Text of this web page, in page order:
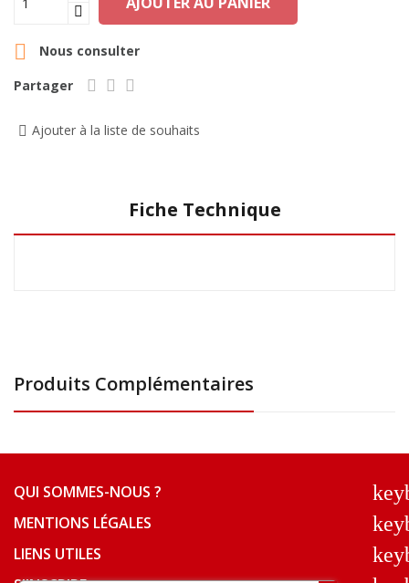
 Nous consulter
Partager
Ajouter à la liste de souhaits
Fiche Technique
Produits Complémentaires
QUI SOMMES-NOUS ?
MENTIONS LÉGALES
LIENS UTILES